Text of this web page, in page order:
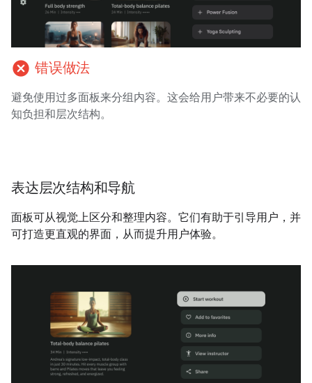
cancel 错误做法
避免使用过多面板来分组内容。这会给用户带来不必要的认
知负担和层次结构。
表达层次结构和导航
面板可从视觉上区分和整理内容。它们有助于引导用户，并
可打造更直观的界面，从而提升用户体验。